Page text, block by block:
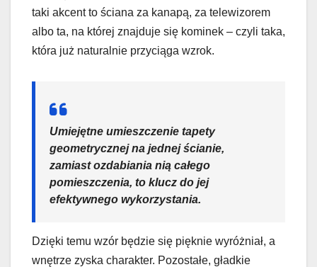
taki akcent to ściana za kanapą, za telewizorem
albo ta, na której znajduje się kominek – czyli taka,
która już naturalnie przyciąga wzrok.
Umiejętne umieszczenie tapety
geometrycznej na jednej ścianie,
zamiast ozdabiania nią całego
pomieszczenia, to klucz do jej
efektywnego wykorzystania.
Dzięki temu wzór będzie się pięknie wyróżniał, a
wnętrze zyska charakter. Pozostałe, gładkie